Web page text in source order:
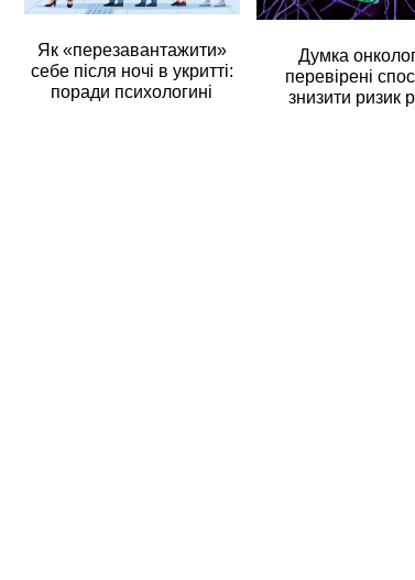
Як «перезавантажити»
себе після ночі в укритті:
поради психологині
Думка
перевірені
знизити ризик